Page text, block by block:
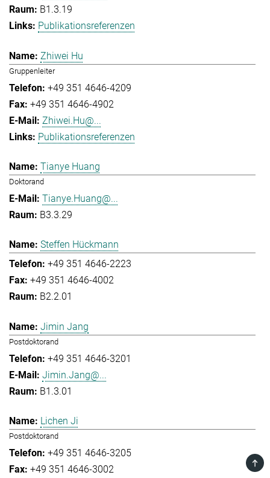
B1.3.19
Publikationsreferenzen
Zhiwei Hu
Gruppenleiter
+49 351 4646-4209
+49 351 4646-4902
Zhiwei.Hu@...
Publikationsreferenzen
Tianye Huang
Doktorand
Tianye.Huang@...
B3.3.29
Steffen Hückmann
+49 351 4646-2223
+49 351 4646-4002
B2.2.01
Jimin Jang
Postdoktorand
+49 351 4646-3201
Jimin.Jang@...
B1.3.01
Lichen Ji
Postdoktorand
+49 351 4646-3205
+49 351 4646-3002
TOP